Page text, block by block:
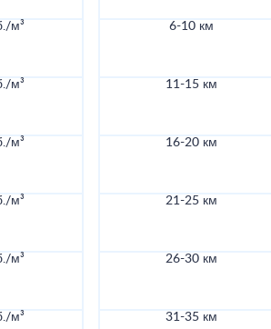
м³
м³
м³
м³
м³
м³
6-10 км
11-15 км
16-20 км
21-25 км
26-30 км
31-35 км